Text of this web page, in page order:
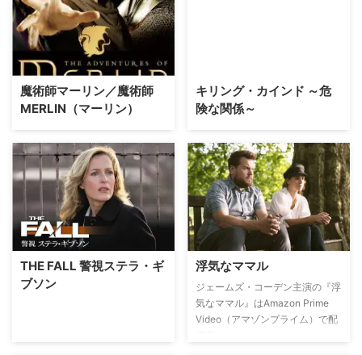
魔術師マーリン／魔術師
MERLIN（マーリン）
キリング・カインド ～危
険な関係～
THE FALL 警視ステラ・ギ
ブソン
浮気なママル
ジェームズ・コーデン主演の『浮
気なママル』はAmazon Prime
Video（アマゾンプライム）で配